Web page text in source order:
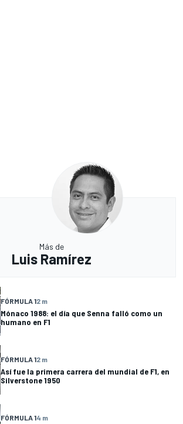
Más de
Luis Ramírez
FÓRMULA 12 m
Mónaco 1988: el día que Senna falló como un
humano en F1
FÓRMULA 12 m
Así fue la primera carrera del mundial de F1, en
Silverstone 1950
FÓRMULA 14 m